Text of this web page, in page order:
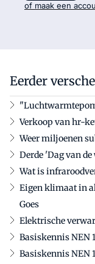
of maak een
Eerder
Verkoop van hr-
Weer miljoenen
Derde 'Dag van
Wat is
Eigen klimaat in
Goes
Elektrische
Basiskennis NEN
Basiskennis NEN